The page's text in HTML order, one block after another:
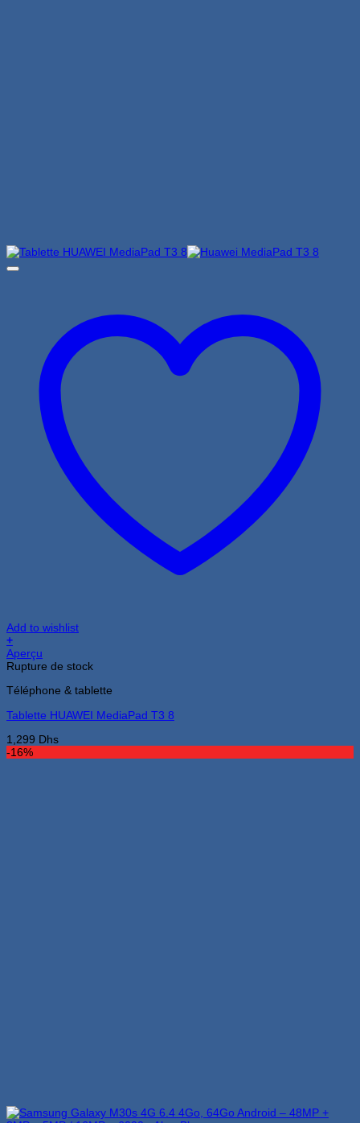
Add to wishlist
+
Aperçu
Rupture de stock
Téléphone & tablette
Tablette HUAWEI MediaPad T3 8
1,299 Dhs
-16%